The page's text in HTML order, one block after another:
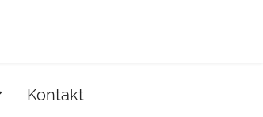
Kontakt